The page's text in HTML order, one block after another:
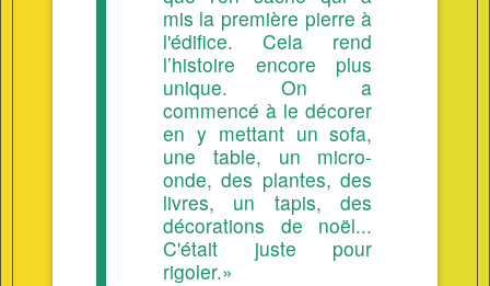
mis la première pierre à
l'édifice. Cela rend
l’histoire encore plus
unique. On a
commencé à le décorer
en y mettant un sofa,
une table, un micro-
onde, des plantes, des
livres, un tapis, des
décorations de noël...
C'était juste pour
rigoler.»